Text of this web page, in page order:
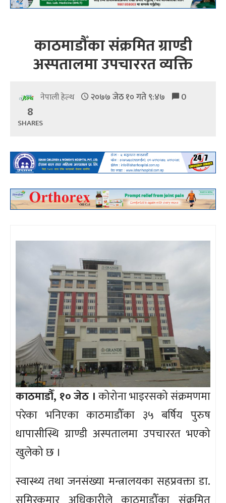
काठमाडौँका संक्रमित ग्राण्डी
अस्पतालमा उपचाररत व्यक्ति
नेपाली हेल्थ २०७७ जेठ १० गते ९:४७ 0
8
SHARES
काठमाडौँ, १० जेठ ।कोरोना भाइरसको संक्रमणमा
परेका भनिएका काठमाडौँका ३५ बर्षिय पुरुष
धापासीस्थि ग्राण्डी अस्पतालमा उपचाररत भएको
खुलेको छ ।
स्वास्थ्य तथा जनसंख्या मन्त्रालयका सहप्रवक्ता डा.